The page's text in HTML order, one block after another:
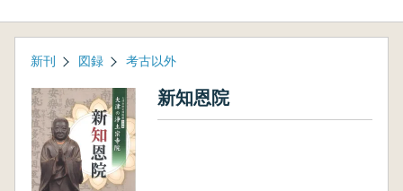
新刊 図録 考古以外
新知恩院